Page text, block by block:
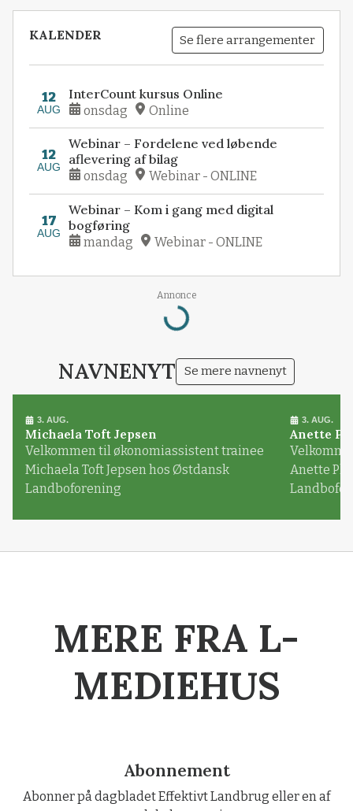
KALENDER Se flere arrangementer
12
AUG
InterCount kursus Online
onsdag Online
12
AUG
Webinar – Fordelene ved løbende
aflevering af bilag
onsdag Webinar - ONLINE
17
AUG
Webinar – Kom i gang med digital
bogføring
mandag Webinar - ONLINE
Annonce
Loading...
NAVNENYT Se mere navnenyt
3. AUG.
Michaela Toft Jepsen
Velkommen til økonomiassistent trainee
Michaela Toft Jepsen hos Østdansk
Landboforening
3. AUG.
Anette
Anette
MERE FRA L-
MEDIEHUS
Abonnement
Abonner på dagbladet Effektivt Landbrug eller en af